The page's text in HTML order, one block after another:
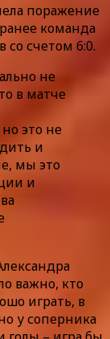
поражение
команда
со счетом 6:0.
не
в матче
это не
и
мы это
и
важно, кто
играть, в
у соперника